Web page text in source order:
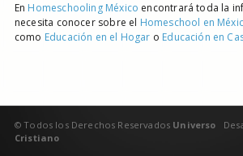
En Homeschooling México encontrará toda la
necesita conocer sobre el Homeschool en
como Educación en el Hogar o Educación en
© Todos los Derechos Reservados Universo
Cristiano